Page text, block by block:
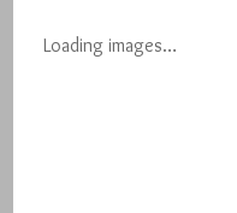
Loading images…